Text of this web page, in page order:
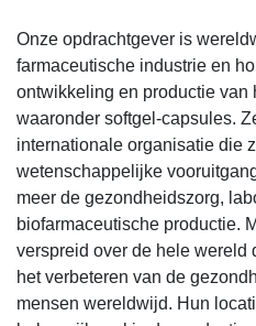
Onze opdrachtgever is
farmaceutische industrie en
ontwikkeling en productie
waaronder softgel-capsules.
internationale organisatie die
wetenschappelijke
meer de gezondheidszorg,
biofarmaceutische productie.
verspreid over de hele wereld
het verbeteren van de
mensen wereldwijd. Hun